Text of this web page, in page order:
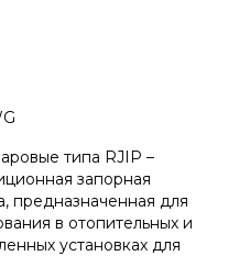
типа RJIP –
запорная
предназначенная для
в отопительных и
установках для